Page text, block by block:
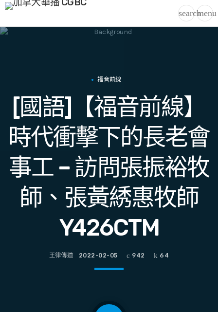
searchmenu
福音前線
[國語]【福音前線】
時代衝擊下的長老會
事工 – 訪問張振裕牧
師、張黃綉惠牧師
Y426CTM
王律傳道 2022-02-05 942 64